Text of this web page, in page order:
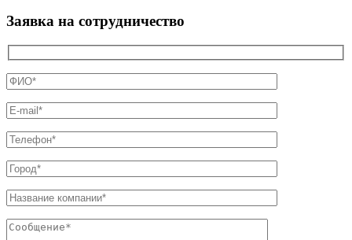
Заявка на сотрудничество